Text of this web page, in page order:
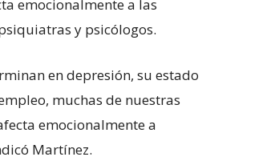
emocionalmente a las
y psicólogos.
en depresión, su estado
muchas de nuestras
emocionalmente a
Martínez.